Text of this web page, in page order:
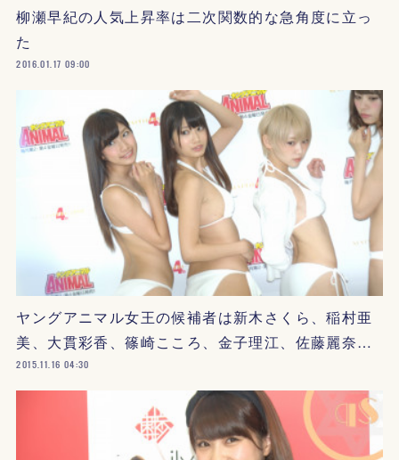
柳瀬早紀の人気上昇率は二次関数的な急角度に立っ
た
2016.01.17 09:00
ヤングアニマル女王の候補者は新木さくら、稲村亜
美、大貫彩香、篠崎こころ、金子理江、佐藤麗奈…
2015.11.16 04:30